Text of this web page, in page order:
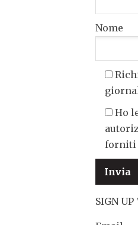
Nome
Ho
forniti
SIGN